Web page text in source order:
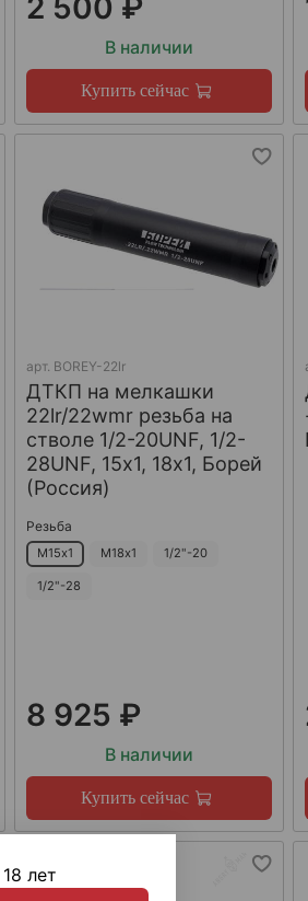
2 500 ₽
В наличии
Купить сейчас
арт. BOREY-22lr
ДТКП на мелкашки
22lr/22wmr резьба на
стволе 1/2-20UNF, 1/2-
28UNF, 15х1, 18х1, Борей
(Россия)
Резьба
М15х1 М18х1 1/2"-20
1/2"-28
8 925 ₽
В наличии
Купить сейчас
лет